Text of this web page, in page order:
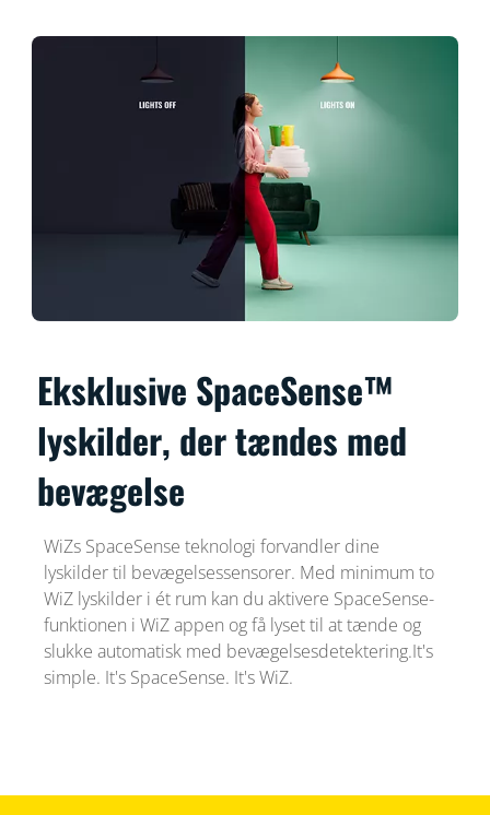
Eksklusive SpaceSense™
lyskilder, der tændes med
bevægelse
WiZs SpaceSense teknologi forvandler dine
lyskilder til bevægelsessensorer. Med minimum to
WiZ lyskilder i ét rum kan du aktivere SpaceSense-
funktionen i WiZ appen og få lyset til at tænde og
slukke automatisk med bevægelsesdetektering.It's
simple. It's SpaceSense. It's WiZ.